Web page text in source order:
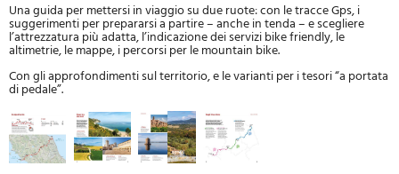
Una guida per mettersi in viaggio su due ruote: con le tracce Gps, i
suggerimenti per prepararsi a partire – anche in tenda – e scegliere
l’attrezzatura più adatta, l’indicazione dei servizi bike friendly, le
altimetrie, le mappe, i percorsi per le mountain bike.
Con gli approfondimenti sul territorio, e le varianti per i tesori “a portata
di pedale”.